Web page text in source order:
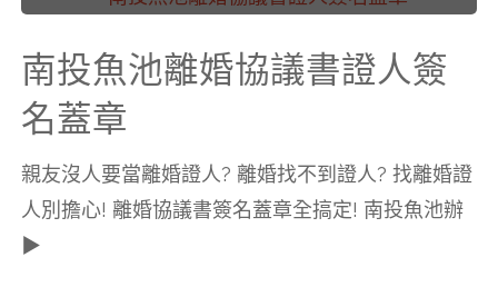
人
簽
蓋
國
姓
婚
南投魚池離婚協議書證人簽
名蓋章
親友沒人要當離婚證人? 離婚找不到證人? 找離婚證
人別擔心! 離婚協議書簽名蓋章全搞定! 南投魚池辦
▶